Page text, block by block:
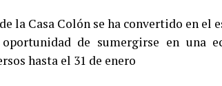
la Casa Colón se ha convertido en el
de sumergirse en una
hasta el 31 de enero